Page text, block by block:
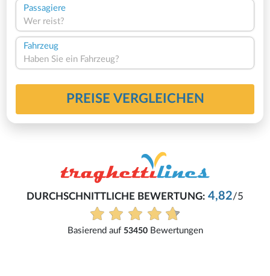
Passagiere
Wer reist?
Fahrzeug
Haben Sie ein Fahrzeug?
PREISE VERGLEICHEN
DURCHSCHNITTLICHE BEWERTUNG: 4,82/5
Basierend auf 53450Bewertungen